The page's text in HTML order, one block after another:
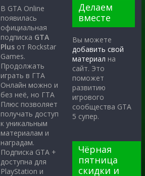
В GTA Online
появилась
официальная
подписка GTA
Plus от Rockstar
Games.
Продолжать
играть в ГТА
Онлайн можно и
без неё, но ГТА
Плюс позволяет
получать доступ
к уникальным
материалам и
наградам.
Подписка GTA +
доступна для
PlayStation и
Делаем
вместе
Вы можете
добавить свой
материал на
сайт. Это
поможет
развитию
игрового
сообщества GTA
5 супер.
Чёрная
пятница
скидки и